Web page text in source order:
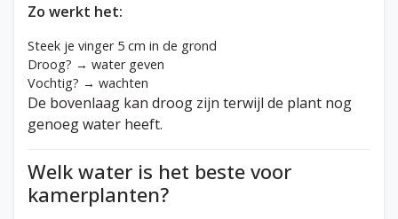
Zo werkt het:
Steek je vinger 5 cm in de grond
Droog? → water geven
Vochtig? → wachten
De bovenlaag kan droog zijn terwijl de plant nog
genoeg water heeft.
Welk water is het beste voor
kamerplanten?